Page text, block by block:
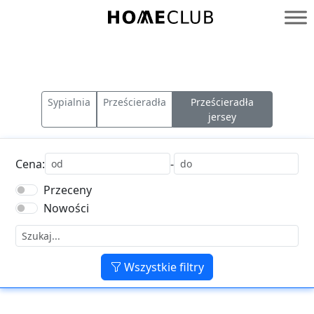
Homeclub
Sypialnia Prześcieradła
Prześcieradła
jersey
Cena:
-
Przeceny
Nowości
Wszystkie filtry